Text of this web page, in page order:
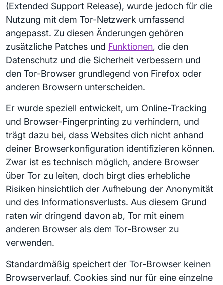
(Extended Support Release), wurde jedoch für die
Nutzung mit dem Tor-Netzwerk umfassend
angepasst. Zu diesen Änderungen gehören
zusätzliche Patches und Funktionen, die den
Datenschutz und die Sicherheit verbessern und
den Tor-Browser grundlegend von Firefox oder
anderen Browsern unterscheiden.
Er wurde speziell entwickelt, um Online-Tracking
und Browser-Fingerprinting zu verhindern, und
trägt dazu bei, dass Websites dich nicht anhand
deiner Browserkonfiguration identifizieren können.
Zwar ist es technisch möglich, andere Browser
über Tor zu leiten, doch birgt dies erhebliche
Risiken hinsichtlich der Aufhebung der Anonymität
und des Informationsverlusts. Aus diesem Grund
raten wir dringend davon ab, Tor mit einem
anderen Browser als dem Tor-Browser zu
verwenden.
Standardmäßig speichert der Tor-Browser keinen
Browserverlauf. Cookies sind nur für eine einzelne